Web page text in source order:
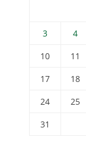
3
4
10
11
17
18
24
25
31